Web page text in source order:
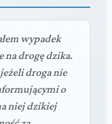
wypadek
na drogę dzika.
jeżeli droga nie
o
niej dzikiej